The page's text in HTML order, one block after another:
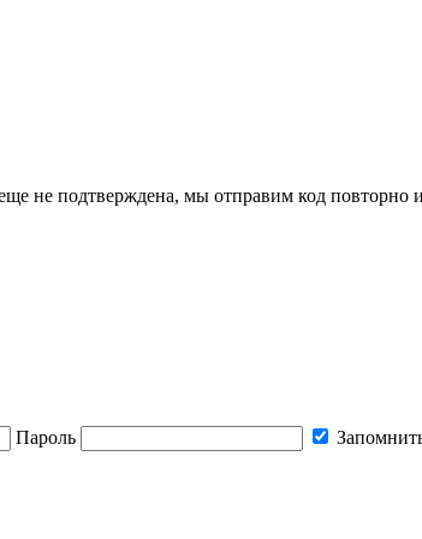
не подтверждена, мы отправим код повторно
Пароль